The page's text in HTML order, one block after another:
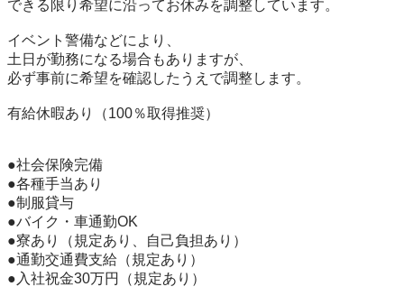
できる限り希望に沿ってお休みを調整しています。
イベント警備などにより、
土日が勤務になる場合もありますが、
必ず事前に希望を確認したうえで調整します。
有給休暇あり（100％取得推奨）
●社会保険完備
●各種手当あり
●制服貸与
●バイク・車通勤OK
●寮あり（規定あり、自己負担あり）
●通勤交通費支給（規定あり）
●入社祝金30万円（規定あり）